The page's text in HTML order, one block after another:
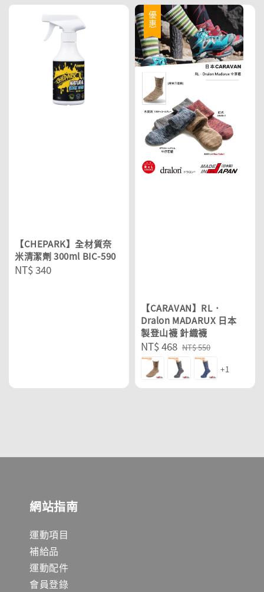
【CHEPARK】全材質奈
米清潔劑 300ml BIC-590
Regular
NT$ 340
優惠
【CARAVAN】RL．
Dralon MADARUX 日本
製登山襪 針織襪
Sale
price
NT$ 468 Regular
price
NT$ 550
+1
網站指南
運動項目
補給品
運動配件
會員登錄